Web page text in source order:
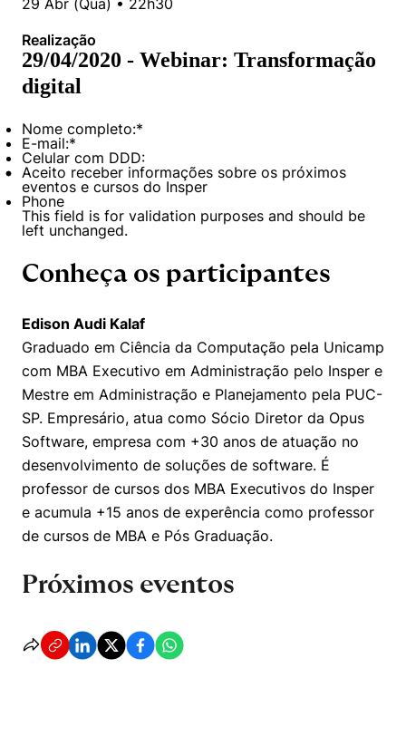
29 Abr (Qua) • 22h30
Realização
29/04/2020 - Webinar: Transformação
digital
Nome completo:*
E-mail:*
Celular com DDD:
Aceito receber informações sobre os próximos
eventos e cursos do Insper
Phone
This field is for validation purposes and should be
left unchanged.
Conheça os participantes
Edison Audi Kalaf
Graduado em Ciência da Computação pela Unicamp
com MBA Executivo em Administração pelo Insper e
Mestre em Administração e Planejamento pela PUC-
SP. Empresário, atua como Sócio Diretor da Opus
Software, empresa com +30 anos de atuação no
desenvolvimento de soluções de software. É
professor de cursos dos MBA Executivos do Insper
e acumula +15 anos de experência como professor
de cursos de MBA e Pós Graduação.
Próximos eventos